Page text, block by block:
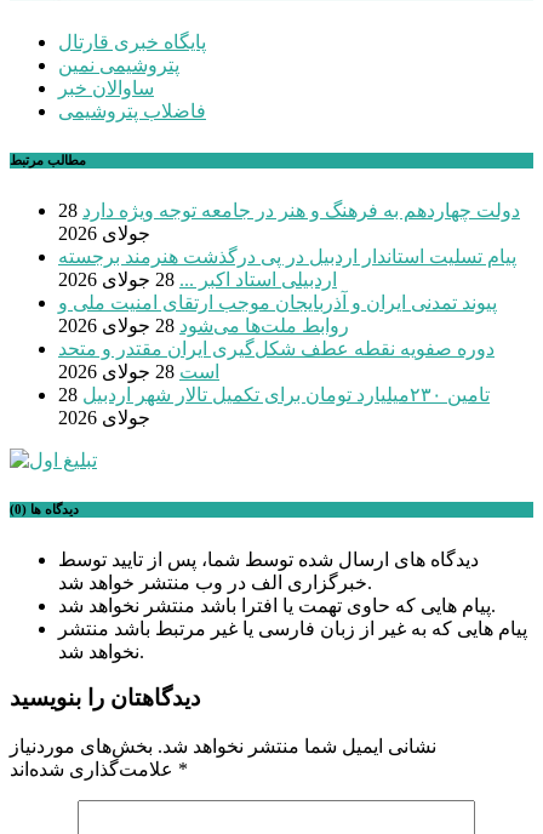
پایگاه خبری قارتال
پتروشیمی نمین
ساوالان خبر
فاضلاب پتروشیمی
مطالب مرتبط
دولت چهاردهم به فرهنگ و هنر در جامعه توجه ویژه دارد 28
جولای 2026
پیام تسلیت استاندار اردبیل در پی درگذشت هنرمند برجسته
اردبیلی استاد اکبر ... 28 جولای 2026
پیوند تمدنی ایران و آذربایجان موجب ارتقای امنیت ملی و
روابط ملت‌ها می‌شود 28 جولای 2026
دوره صفویه نقطه عطف شکل‌گیری ایران مقتدر و متحد
است 28 جولای 2026
تامین ۲۳۰میلیارد تومان برای تکمیل تالار شهر اردبیل
28
جولای 2026
دیدگاه ها (0)
دیدگاه های ارسال شده توسط شما، پس از تایید توسط
خبرگزاری الف در وب منتشر خواهد شد.
پیام هایی که حاوی تهمت یا افترا باشد منتشر نخواهد شد.
پیام هایی که به غیر از زبان فارسی یا غیر مرتبط باشد منتشر
نخواهد شد.
دیدگاهتان را بنویسید
نشانی ایمیل شما منتشر نخواهد شد. بخش‌های موردنیاز
*